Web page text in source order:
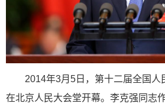
2014年3月5日，第十二届全国人
在北京人民大会堂开幕。李克强同志